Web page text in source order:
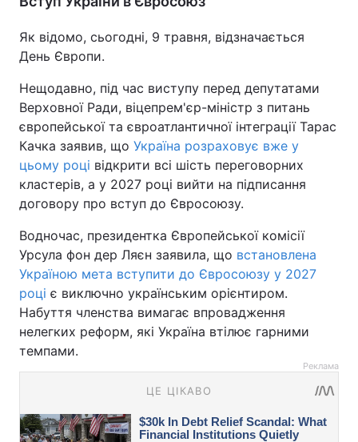
Як відомо, сьогодні, 9 травня, відзначається
День Європи.
Нещодавно, під час виступу перед депутатами
Верховної Ради, віцепрем'єр-міністр з питань
європейської та євроатлантичної інтеграції Тарас
Качка заявив, що Україна розраховує вже у
цьому році відкрити всі шість переговорних
кластерів, а у 2027 році вийти на підписання
договору про вступ до Євросоюзу.
Водночас, президентка Європейської комісії
Урсула фон дер Ляєн заявила, що встановлена
Україною мета вступити до Євросоюзу у 2027
році є виключно українським орієнтиром.
Набуття членства вимагає впровадження
нелегких реформ, які Україна втілює гарними
темпами.
Реклама